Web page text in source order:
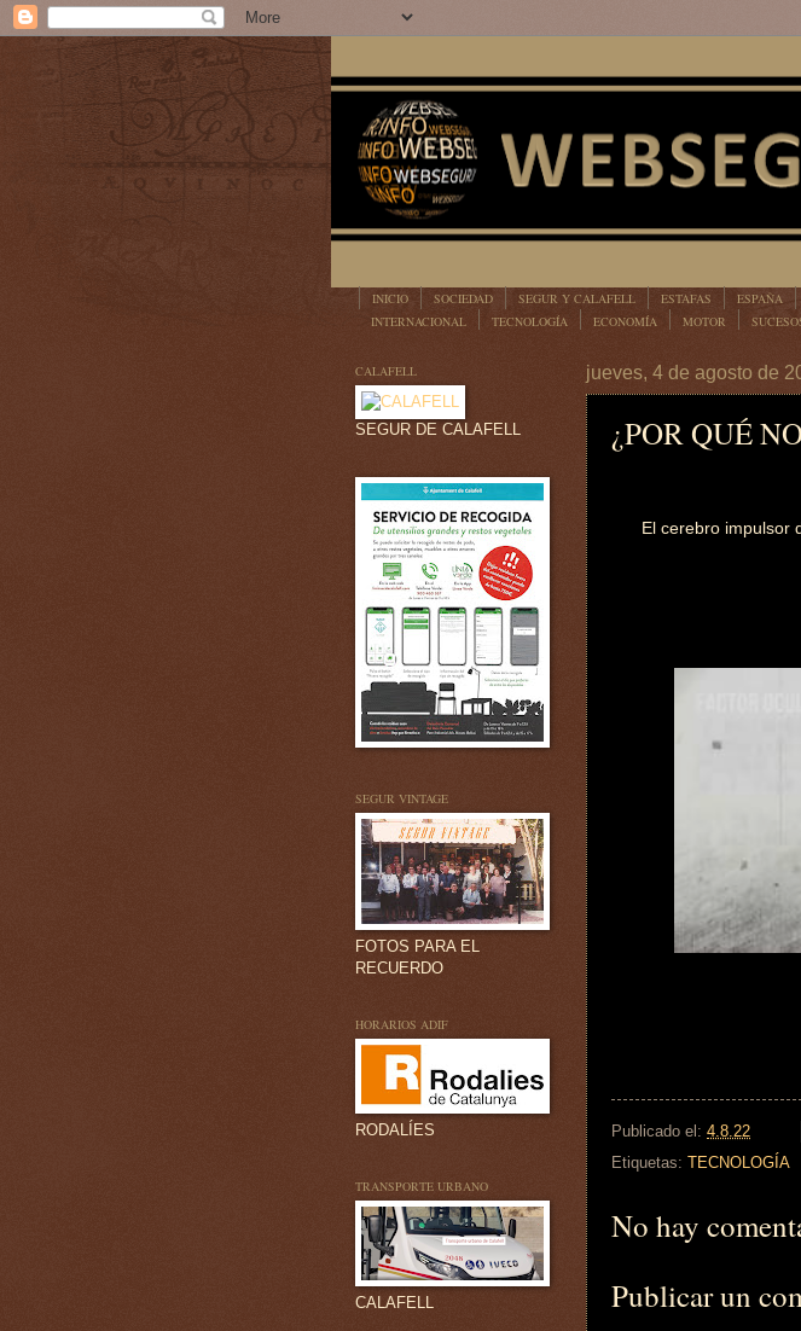
INICIO SOCIEDAD SEGUR Y CALAFELL ESTAFAS ESPAÑA
INTERNACIONAL
TECNOLOGÍA ECONOMÍA MOTOR
jueves, 4 de agosto de
¿POR QUÉ
El cerebro impulsor
Publicado el: 4.8.22
Etiquetas: TECNOLOGÍA
No hay
Publicar un
CALAFELL
SEGUR DE CALAFELL
SEGUR VINTAGE
FOTOS PARA EL
RECUERDO
HORARIOS ADIF
RODALÍES
TRANSPORTE URBANO
CALAFELL